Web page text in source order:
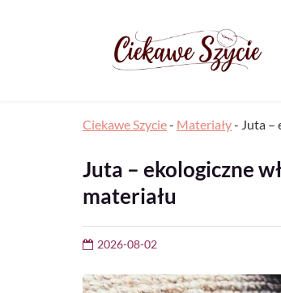
Ciekawe Szycie- Materiały- Juta –
Juta – ekologiczne
materiału
2026-08-02